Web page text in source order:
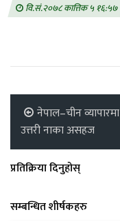
वि.सं.२०७८ कात्तिक ५ १६:५७
नेपाल–चीन व्यापारमा
उत्तरी नाका असहज
प्रतिक्रिया दिनुहोस्
सम्बन्धित शीर्षकहरु